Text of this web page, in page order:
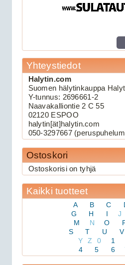
109.00€
Viper 3105V
159.00€
Viper 3105V on
Yhteystiedot
Halytin.com
Suomen hälytinkauppa
Y-tunnus: 2696661-2
Naavakalliontie 2 C 55
02120 ESPOO
halytin[ät]halytin.com
050-3297667
Ostoskori
Ostoskorisi on tyhjä
Kaikki tuotteet
A B C
G
H I J
M
N O
S
T U V
Y
Z 0 1
4
5 6